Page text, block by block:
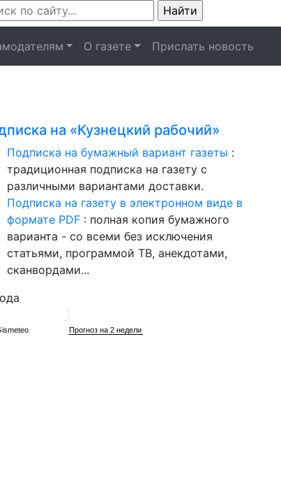
О газете
Прислать новость
на «Кузнецкий рабочий»
Подписка на бумажный вариант газеты :
традиционная подписка на газету с
различными вариантами доставки.
Подписка на газету в электронном виде в
формате PDF : полная копия бумажного
варианта - со всеми без исключения
статьями, программой ТВ, анекдотами,
сканвордами...